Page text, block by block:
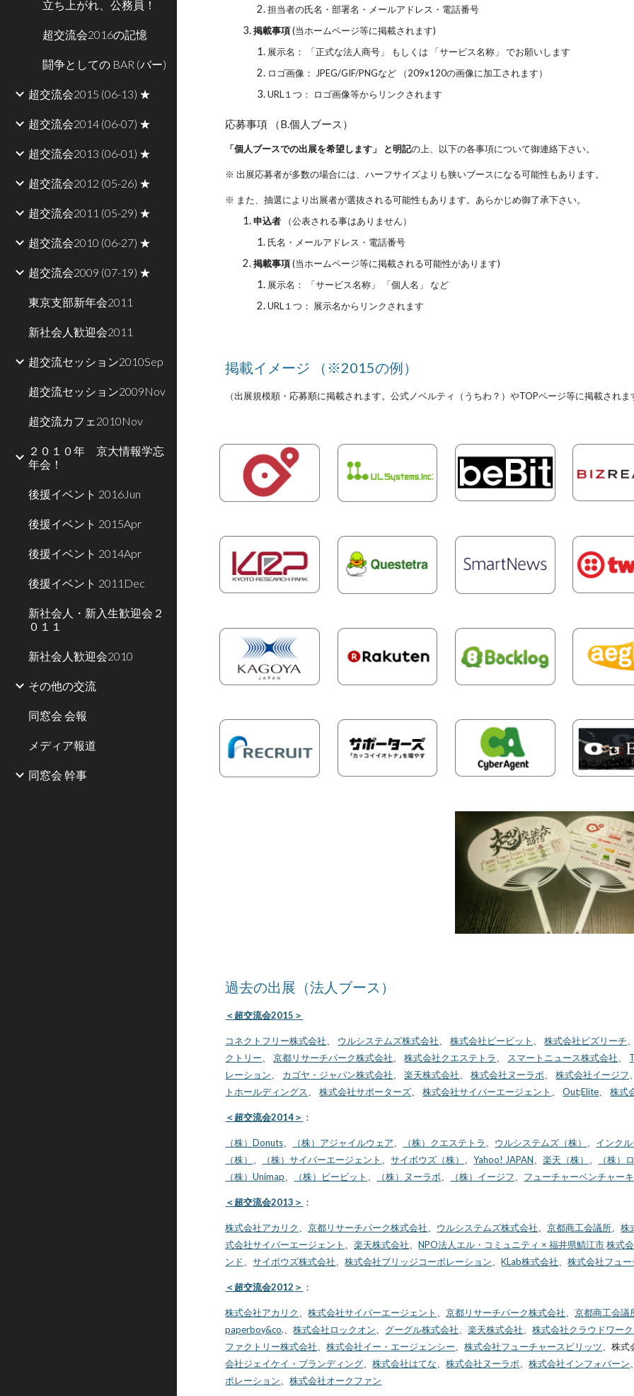
立ち上がれ、公務員！
超交流会2016の記憶
闘争としての BAR (バー)
超交流会2015 (06-13) ★
超交流会2014 (06-07) ★
超交流会2013 (06-01) ★
超交流会2012 (05-26) ★
超交流会2011 (05-29) ★
超交流会2010 (06-27) ★
超交流会2009 (07-19) ★
東京支部新年会2011
新社会人歓迎会2011
超交流セッション2010Sep
超交流セッション2009Nov
超交流カフェ2010Nov
２０１０年 京大情報学忘
年会！
後援イベント 2016Jun
後援イベント 2015Apr
後援イベント 2014Apr
後援イベント 2011Dec
新社会人・新入生歓迎会２
０１１
新社会人歓迎会2010
その他の交流
同窓会 会報
メディア報道
同窓会 幹事
担当者の氏名・部署名・メールアドレス・電話番号
掲載事項(当ホームページ等に掲載されます)
展示名： 「正式な法人商号」 もしくは 「サービス名称」 でお願いします
ロゴ画像： JPEG/GIF/PNGなど （209x120の画像に加工されます）
URL１つ： ロゴ画像等からリンクされます
応募事項 （B.個人ブース）
「個人ブースでの出展を希望します」 と明記の上、以下の各事項について御連絡下さい。
※ 出展応募者が多数の場合には、ハーフサイズよりも狭いブースになる可能性もあります。
※ また、抽選により出展者が選抜される可能性もあります。あらかじめ御了承下さい。
申込者 （公表される事はありません）
氏名・メールアドレス・電話番号
掲載事項(当ホームページ等に掲載される可能性があります)
展示名： 「サービス名称」 「個人名」 など
URL１つ： 展示名からリンクされます
掲載イメージ （※2015の例）
（出展規模順・応募順に掲載されます。公式ノベルティ（うちわ？）やTOPページ等に掲載されま
過去の出展（法人ブース）
＜超交流会2015＞
コネクトフリー株式会社 ウルシステムズ株式会社 株式会社ビービット 株式会社ビズリーチ
クトリー
京都リサーチパーク株式会社 株式会社クエステトラ スマートニュース株式会社
レーション
カゴヤ・ジャパン株式会社 楽天株式会社 株式会社ヌーラボ 株式会社イージフ
トホールディングス
株式会社サポーターズ 株式会社サイバーエージェント Out;Elite 株式
＜超交流会2014＞ ：
（株）Donuts （株）アジャイルウェア （株）クエステトラ ウルシステムズ（株） インク
（株）
（株）サイバーエージェント 、サイボウズ（株） 、Yahoo! JAPAN 、楽天（株） （株）
（株）Unimap
（株）ビービット （株）ヌーラボ （株）イージフ フューチャーベンチャー
＜超交流会2013＞ ：
株式会社アカリク 、京都リサーチパーク株式会社 ウルシステムズ株式会社 、京都商工会議所 、株
式会社サイバーエージェント
、楽天株式会社 、NPO法人エル・コミュニティ × 福井県鯖江市 株式
ンド 、サイボウズ株式会社 、株式会社ブリッジコーポレーション 、KLab株式会社 、株式会社フュ
＜超交流会2012＞ ：
株式会社アカリク 、株式会社サイバーエージェント 、京都リサーチパーク株式会社 、京都商工会議
paperboy&co.、株式会社ロックオン グーグル株式会社 、楽天株式会社 、株式会社クラウドワーク
ファクトリー株式会社 、株式会社イー・エージェンシー 、株式会社フューチャースピリッツ 、株
会社ジェイケイ・ブランディング 、株式会社はてな 、株式会社ヌーラボ 、株式会社インフォバーン
ポレーション 、株式会社オークファン